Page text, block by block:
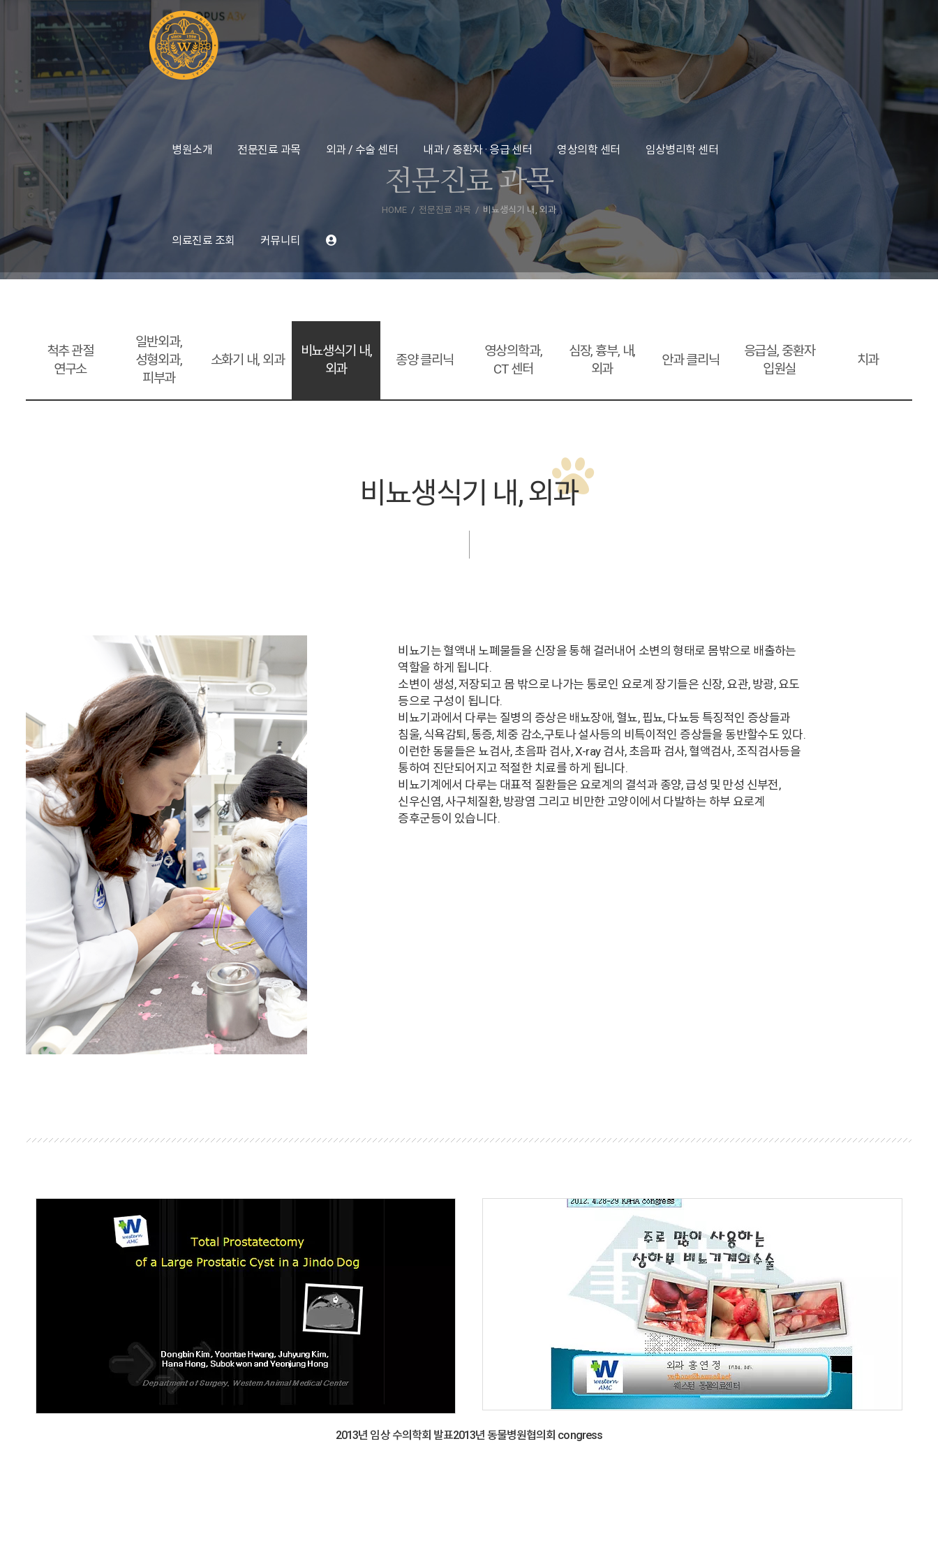
병원소개 전문진료 과목 외과 / 수술 센터 내과 / 중환자 · 응급 센터 영상의학 센터 임상병리학 센터
의료진료 조회 커뮤니티
전문진료 과목
HOME 전문진료 과목 비뇨생식기 내, 외과
척추 관절
연구소
일반외과,
성형외과,
피부과
소화기 내, 외과
비뇨생식기 내,
외과
종양 클리닉
영상의학과,
CT 센터
심장, 흉부, 내,
외과
안과 클리닉
응급실, 중환자
입원실
치과
비뇨생식기 내, 외과
비뇨기는 혈액내 노폐물들을 신장을 통해 걸러내어 소변의 형태로 몸밖으로 배출하는
역할을 하게 됩니다.
소변이 생성, 저장되고 몸 밖으로 나가는 통로인 요로계 장기들은 신장, 요관, 방광, 요도
등으로 구성이 됩니다.
비뇨기과에서 다루는 질병의 증상은 배뇨장애, 혈뇨, 핍뇨, 다뇨등 특징적인 증상들과
침울, 식욕감퇴, 통증, 체중 감소,구토나 설사등의 비특이적인 증상들을 동반할수도 있다.
이런한 동물들은 뇨검사, 초음파 검사, X-ray 검사, 초음파 검사, 혈액검사, 조직검사등을
통하여 진단되어지고 적절한 치료를 하게 됩니다.
비뇨기계에서 다루는 대표적 질환들은 요로계의 결석과 종양, 급성 및 만성 신부전,
신우신염, 사구체질환, 방광염 그리고 비만한 고양이에서 다발하는 하부 요로계
증후군등이 있습니다.
2013년 임상 수의학회 발표2013년 동물병원협의회 congress